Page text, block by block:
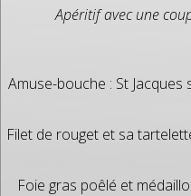
Apéritif avec une
Amuse-bouche : St
Filet de rouget et sa
Foie gras poêlé et